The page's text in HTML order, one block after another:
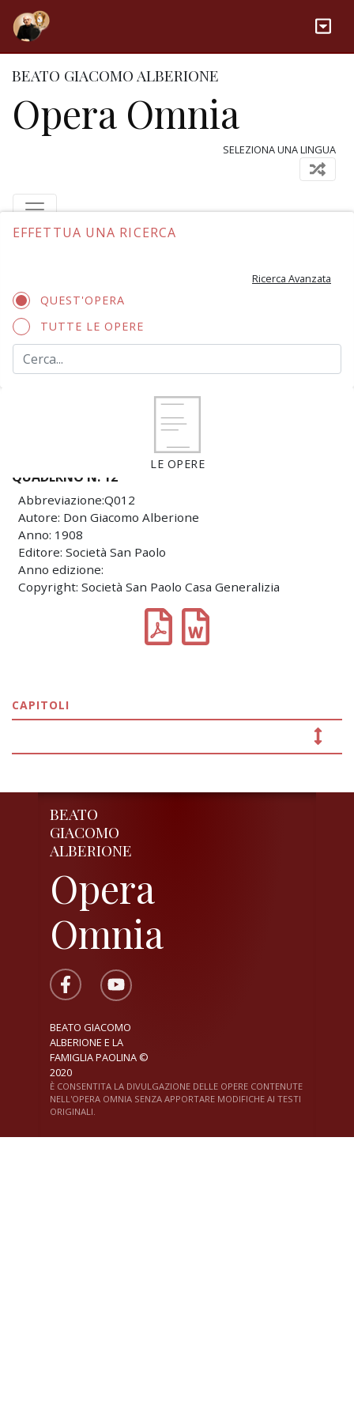
BEATO GIACOMO ALBERIONE
Opera Omnia
SELEZIONA UNA LINGUA
EFFETTUA UNA RICERCA
Ricerca Avanzata
QUEST'OPERA
TUTTE LE OPERE
LE OPERE
QUADERNO N. 12
Abbreviazione:Q012
Autore: Don Giacomo Alberione
Anno: 1908
Editore: Società San Paolo
Anno edizione:
Copyright: Società San Paolo Casa Generalizia
CAPITOLI
BEATO
GIACOMO
ALBERIONE
Opera
Omnia
BEATO GIACOMO
ALBERIONE E LA
FAMIGLIA PAOLINA ©
2020
È CONSENTITA LA DIVULGAZIONE DELLE OPERE CONTENUTE
NELL'OPERA OMNIA SENZA APPORTARE MODIFICHE AI TESTI
ORIGINALI.